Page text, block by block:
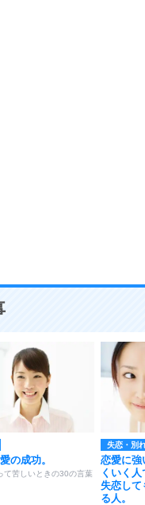
の成功。
て苦しいときの30の言葉
失恋・別
恋愛に強
くいく
失恋して
る人。